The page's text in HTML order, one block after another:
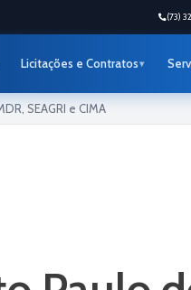
(73)
Licitações e Contratos
SEAGRI e CIMA